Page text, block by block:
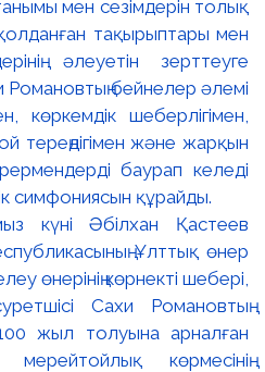
күні Әбілхан Қастеев
Ұлттық өнер
өнерінің көрнекті шебері,
Сахи Романовтың
жыл толуына арналған
көрмесінің